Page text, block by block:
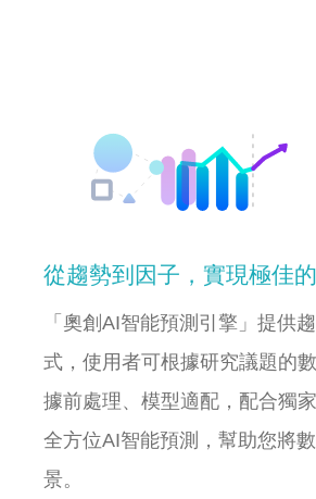
從趨勢到因子，實現極佳
「奧創AI智能預測引擎」提供
式，使用者可根據研究議題的
據前處理、模型適配，配合獨
全方位AI智能預測，幫助您將
景。